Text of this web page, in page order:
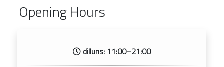
Opening Hours
dilluns: 11:00–21:00